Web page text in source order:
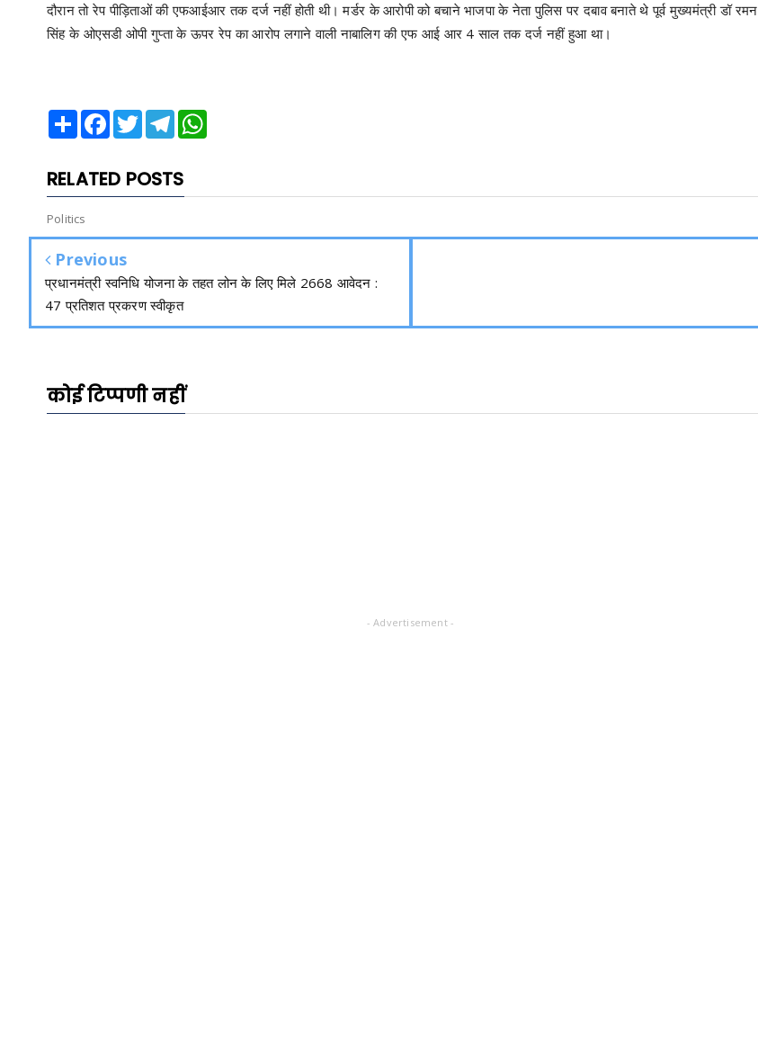
दौरान तो रेप पीड़िताओं की एफआईआर तक दर्ज नहीं होती थी। मर्डर के आरोपी को बचाने भाजपा के नेता पुलिस पर दबाव बनाते थे पूर्व मुख्यमंत्री डॉ रमन
सिंह के ओएसडी ओपी गुप्ता के ऊपर रेप का आरोप लगाने वाली नाबालिग की एफ आई आर 4 साल तक दर्ज नहीं हुआ था।
Share Facebook
TwitterTelegram
RELATED POSTS
Politics
Previous
प्रधानमंत्री स्वनिधि योजना के तहत लोन के लिए मिले 2668 आवेदन :
47 प्रतिशत प्रकरण स्वीकृत
कोई टिप्पणी नहीं
- Advertisement -